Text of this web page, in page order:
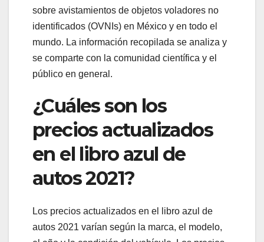
sobre avistamientos de objetos voladores no
identificados (OVNIs) en México y en todo el
mundo. La información recopilada se analiza y
se comparte con la comunidad científica y el
público en general.
¿Cuáles son los
precios actualizados
en el libro azul de
autos 2021?
Los precios actualizados en el libro azul de
autos 2021 varían según la marca, el modelo,